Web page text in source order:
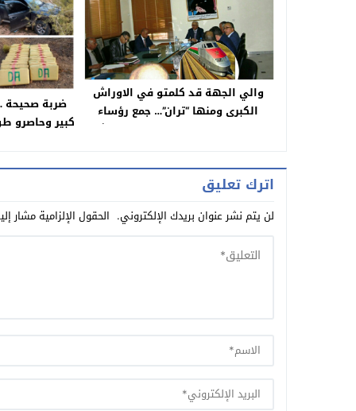
والي الجهة قد كلمتو في الاوراش
الكبرى ومنها “تران”… جمع رؤساء
الجماعات والمصالح الخارجية وممثل
المحطات والدراسة النهائية
ضربة صحيحة
كبير وحاصرو
اترك تعليق
لن يتم نشر عنوان بريدك الإلكتروني. الحقول الإلزامية مشار